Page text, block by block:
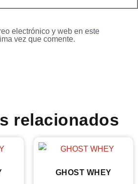
electrónico y web en este
vez que comente.
relacionados
GHOST WHEY